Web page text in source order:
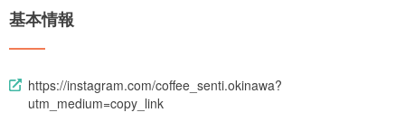
基本情報
https://instagram.com/coffee_senti.okinawa?
utm_medium=copy_link